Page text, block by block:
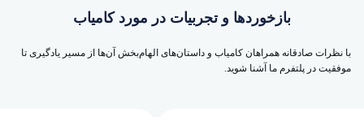
بازخوردها و تجربیات در مورد کامیاب
با نظرات صادقانه همراهان کامیاب و داستان‌های الهام‌بخش آن‌ها از مسیر یادگیری تا
موفقیت در پلتفرم ما آشنا شوید.